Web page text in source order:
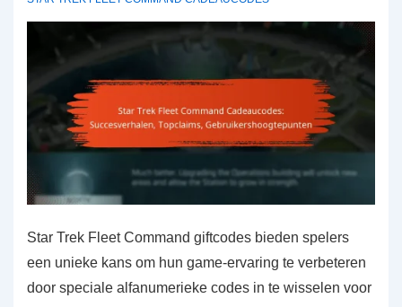
Star Trek Fleet Command giftcodes bieden spelers
een unieke kans om hun game-ervaring te verbeteren
door speciale alfanumerieke codes in te wisselen voor